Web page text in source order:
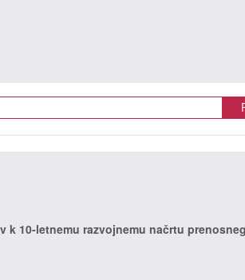
10-letnemu razvojnemu načrtu